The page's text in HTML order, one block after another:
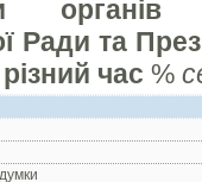
органів
Ради та
різний час%